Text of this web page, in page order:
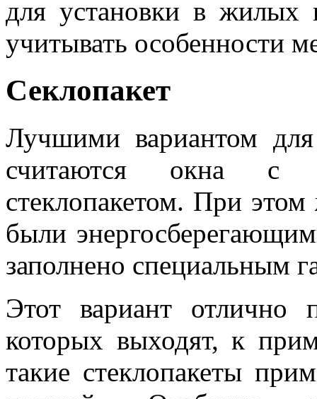
для установки в
учитывать особенности
Секлопакет
Лучшими вариантом
считаются окна с
стеклопакетом. При
были
заполнено специальным
Этот вариант отлично
которых выходят, к
такие стеклопакеты